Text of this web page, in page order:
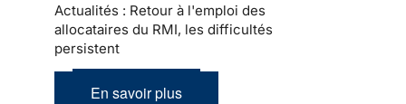
Actualités : Retour à l'emploi des
allocataires du RMI, les difficultés
persistent
En savoir plus